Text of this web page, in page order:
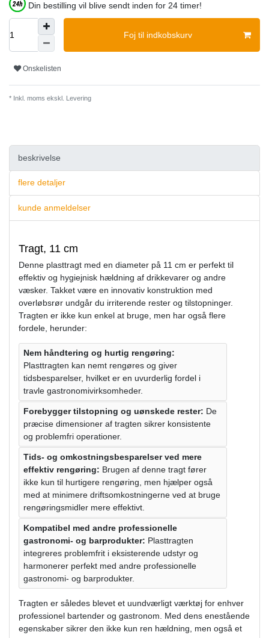
Din bestilling vil blive sendt inden for 24 timer!
Foj til indkobskurv
Onskelisten
* Inkl. moms ekskl. Levering
beskrivelse
flere detaljer
kunde anmeldelser
Tragt, 11 cm
Denne plasttragt med en diameter på 11 cm er perfekt til
effektiv og hygiejnisk hældning af drikkevarer og andre
væsker. Takket være en innovativ konstruktion med
overløbsrør undgår du irriterende rester og tilstopninger.
Tragten er ikke kun enkel at bruge, men har også flere
fordele, herunder:
Nem håndtering og hurtig rengøring:
Plasttragten kan nemt rengøres og giver
tidsbesparelser, hvilket er en uvurderlig fordel i
travle gastronomivirksomheder.
Forebygger tilstopning og uønskede rester: De
præcise dimensioner af tragten sikrer konsistente
og problemfri operationer.
Tids- og omkostningsbesparelser ved mere
effektiv rengøring: Brugen af denne tragt fører
ikke kun til hurtigere rengøring, men hjælper også
med at minimere driftsomkostningerne ved at bruge
rengøringsmidler mere effektivt.
Kompatibel med andre professionelle
gastronomi- og barprodukter: Plasttragten
integreres problemfrit i eksisterende udstyr og
harmonerer perfekt med andre professionelle
gastronomi- og barprodukter.
Tragten er således blevet et uundværligt værktøj for enhver
professionel bartender og gastronom. Med dens enestående
egenskaber sikrer den ikke kun ren hældning, men også et